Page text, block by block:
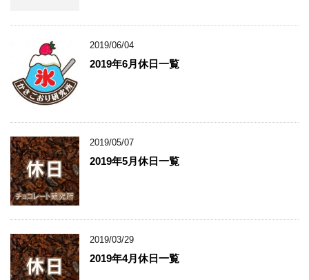
2019/06/04
2019年6月休日一覧
2019/05/07
2019年5月休日一覧
2019/03/29
2019年4月休日一覧